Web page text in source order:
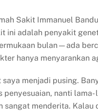
Sakit Immanuel
ini adalah penyakit
bulan—ada
hanya menyarankan
menjadi pusing.
nanti
sangat menderita.